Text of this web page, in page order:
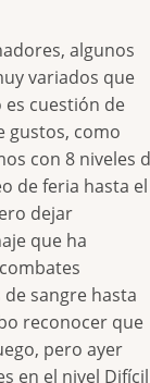
algunos
variados que
cuestión de
gustos, como
con 8 niveles
de feria hasta el
dejar
que ha
sangre hasta
reconocer que
pero ayer
en el nivel Difícil